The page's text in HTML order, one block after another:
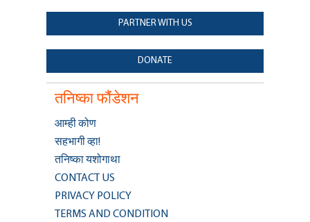
PARTNER WITH US
DONATE
तनिष्का फौंडेशन
आम्ही कोण
सहभागी व्हा!
तनिष्का यशोगाथा
CONTACT US
PRIVACY POLICY
TERMS AND CONDITION